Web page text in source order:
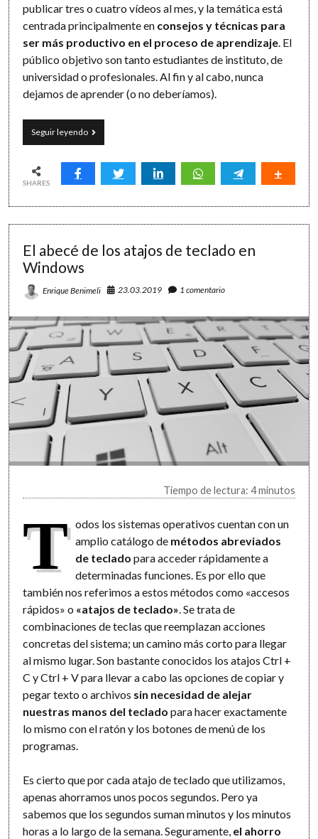
publicar tres o cuatro vídeos al mes, y la temática está
centrada principalmente en consejos y técnicas para
ser más productivo en el proceso de aprendizaje. El
público objetivo son tanto estudiantes de instituto, de
universidad o profesionales. Al fin y al cabo, nunca
dejamos de aprender (o no deberíamos).
Seguir leyendoYoutubers
y
el
de
SHARES
El abecé de los atajos de teclado en
Windows
Enrique Benimeli 23.03.2019 1 comentario
Tiempo de lectura: 4 minutos
T odos los sistemas operativos cuentan con un
amplio catálogo de métodos abreviados
de teclado para acceder rápidamente a
determinadas funciones. Es por ello que
también nos referimos a estos métodos como «accesos
rápidos» o «atajos de teclado». Se trata de
combinaciones de teclas que reemplazan acciones
concretas del sistema; un camino más corto para llegar
al mismo lugar. Son bastante conocidos los atajos Ctrl +
C y Ctrl + V para llevar a cabo las opciones de copiar y
pegar texto o archivos sin necesidad de alejar
nuestras manos del teclado para hacer exactamente
lo mismo con el ratón y los botones de menú de los
programas.
Es cierto que por cada atajo de teclado que utilizamos,
apenas ahorramos unos pocos segundos. Pero ya
sabemos que los segundos suman minutos y los minutos
horas a lo largo de la semana. Seguramente, el ahorro